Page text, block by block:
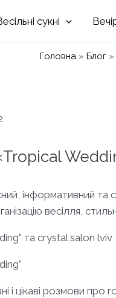
Головна » Блог »
інформативний
весілля,
і цікаві розмови